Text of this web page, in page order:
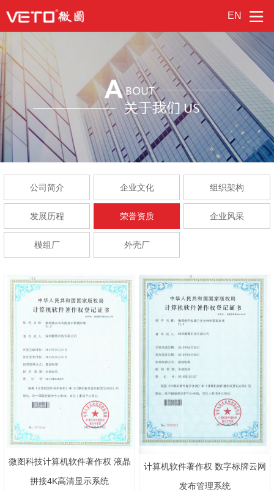
EN
公司简介 企业文化 组织架构
发展历程 荣誉资质 企业风采
模组厂 外壳厂
微图科技计算机软件著作权 液晶
拼接4K高清显示系统
计算机软件著作权 数字标牌云网
发布管理系统